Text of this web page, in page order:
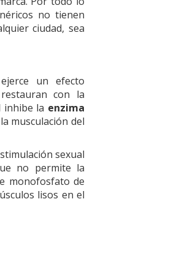
no tienen
ciudad, sea
un efecto
con la
inhibe la enzima
musculación del
sexual
no permite la
monofosfato de
lisos en el